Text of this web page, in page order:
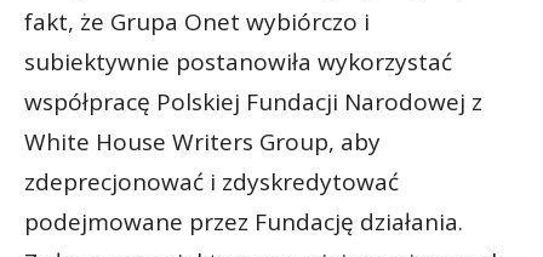
fakt, że Grupa Onet wybiórczo i
subiektywnie postanowiła wykorzystać
współpracę Polskiej Fundacji Narodowej z
White House Writers Group, aby
zdeprecjonować i zdyskredytować
podejmowane przez Fundację działania.